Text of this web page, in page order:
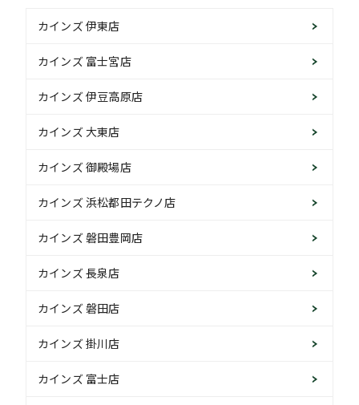
カインズ 伊東店
カインズ 富士宮店
カインズ 伊豆高原店
カインズ 大東店
カインズ 御殿場店
カインズ 浜松都田テクノ店
カインズ 磐田豊岡店
カインズ 長泉店
カインズ 磐田店
カインズ 掛川店
カインズ 富士店